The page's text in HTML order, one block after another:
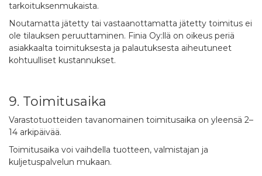
tarkoituksenmukaista.
Noutamatta jätetty tai vastaanottamatta jätetty toimitus ei
ole tilauksen peruuttaminen. Finia Oy:llä on oikeus periä
asiakkaalta toimituksesta ja palautuksesta aiheutuneet
kohtuulliset kustannukset.
9. Toimitusaika
Varastotuotteiden tavanomainen toimitusaika on yleensä 2–
14 arkipäivää.
Toimitusaika voi vaihdella tuotteen, valmistajan ja
kuljetuspalvelun mukaan.